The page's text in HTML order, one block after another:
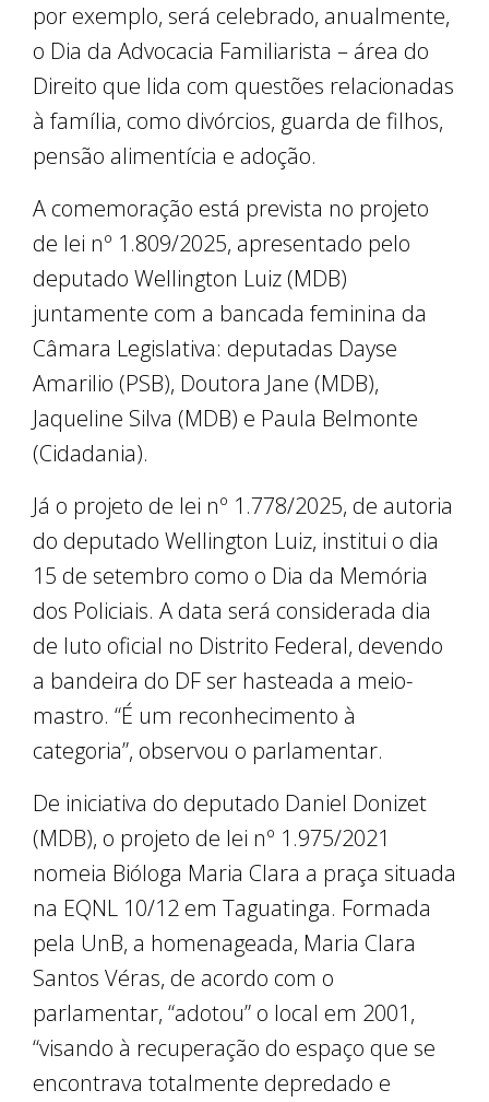
por exemplo, será celebrado, anualmente,
o Dia da Advocacia Familiarista – área do
Direito que lida com questões relacionadas
à família, como divórcios, guarda de filhos,
pensão alimentícia e adoção.
A comemoração está prevista no projeto
de lei nº 1.809/2025, apresentado pelo
deputado Wellington Luiz (MDB)
juntamente com a bancada feminina da
Câmara Legislativa: deputadas Dayse
Amarilio (PSB), Doutora Jane (MDB),
Jaqueline Silva (MDB) e Paula Belmonte
(Cidadania).
Já o projeto de lei nº 1.778/2025, de autoria
do deputado Wellington Luiz, institui o dia
15 de setembro como o Dia da Memória
dos Policiais. A data será considerada dia
de luto oficial no Distrito Federal, devendo
a bandeira do DF ser hasteada a meio-
mastro. “É um reconhecimento à
categoria”, observou o parlamentar.
De iniciativa do deputado Daniel Donizet
(MDB), o projeto de lei nº 1.975/2021
nomeia Bióloga Maria Clara a praça situada
na EQNL 10/12 em Taguatinga. Formada
pela UnB, a homenageada, Maria Clara
Santos Véras, de acordo com o
parlamentar, “adotou” o local em 2001,
“visando à recuperação do espaço que se
encontrava totalmente depredado e